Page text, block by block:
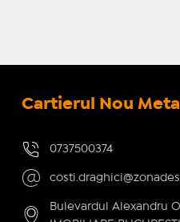
Cartierul Nou
0737500374
Bulevardul Alexandru